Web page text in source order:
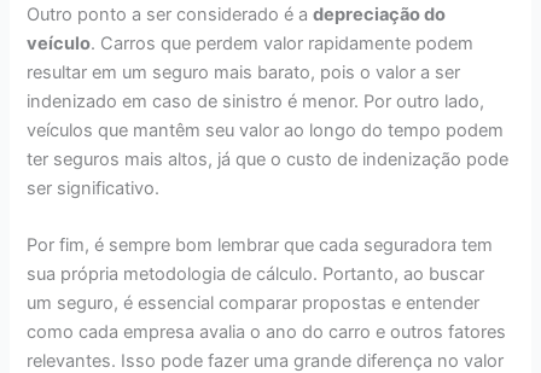
Outro ponto a ser considerado é adepreciação do
veículo. Carros que perdem valor rapidamente podem
resultar em um seguro mais barato, pois o valor a ser
indenizado em caso de sinistro é menor. Por outro lado,
veículos que mantêm seu valor ao longo do tempo podem
ter seguros mais altos, já que o custo de indenização pode
ser significativo.
Por fim, é sempre bom lembrar que cada seguradora tem
sua própria metodologia de cálculo. Portanto, ao buscar
um seguro, é essencial comparar propostas e entender
como cada empresa avalia o ano do carro e outros fatores
relevantes. Isso pode fazer uma grande diferença no valor